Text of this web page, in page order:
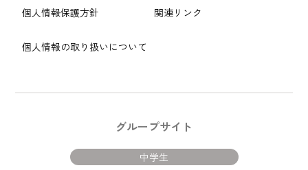
個人情報保護方針
個人情報の取り扱いについて
関連リンク
グループサイト
中学生